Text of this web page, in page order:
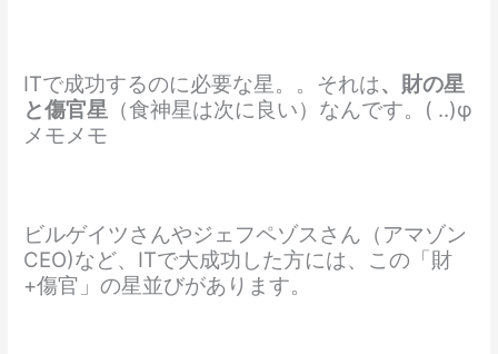
ITで成功するのに必要な星。。それは、財の星
と傷官星 （食神星は次に良い）なんです。( ..)φ
メモメモ
ビルゲイツさんやジェフペゾスさん（アマゾン
CEO)など、ITで大成功した方には、この「財
+傷官」の星並びがあります。